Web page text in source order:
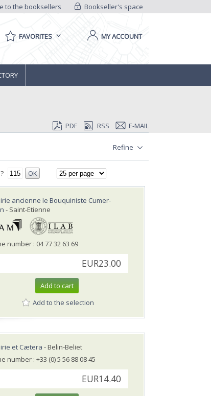
Bookseller's space
to the booksellers
FAVORITES MY ACCOUNT
PDF RSS E-MAIL
Refine
OK
ancienne le Bouquiniste Cumer-
- Saint-Etienne
number : 04 77 32 63 69
EUR23.00
Add to cart
Add to the selection
et Cætera - Belin-Beliet
number : +33 (0) 5 56 88 08 45
EUR14.40